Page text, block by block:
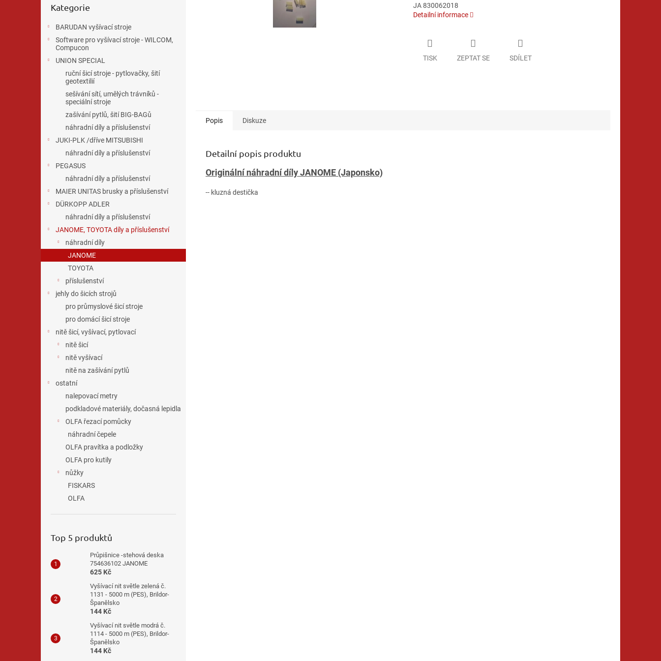
kategorie
Kategorie
BARUDAN vyšívací stroje
Software pro vyšívací stroje - WILCOM,
Compucon
UNION SPECIAL
ruční šicí stroje - pytlovačky, šití
geotextilií
sešívání sítí, umělých trávníků -
speciální stroje
zašívání pytlů, šití BIG-BAGů
náhradní díly a příslušenství
JUKI-PLK /dříve MITSUBISHI
náhradní díly a příslušenství
PEGASUS
náhradní díly a příslušenství
MAIER UNITAS brusky a příslušenství
DÜRKOPP ADLER
náhradní díly a příslušenství
JANOME, TOYOTA díly a příslušenství
náhradní díly
JANOME
TOYOTA
příslušenství
jehly do šicích strojů
pro průmyslové šicí stroje
pro domácí šicí stroje
nitě šicí, vyšívací, pytlovací
nitě šicí
nitě vyšívací
nitě na zašívání pytlů
ostatní
nalepovací metry
podkladové materiály, dočasná lepidla
OLFA řezací pomůcky
náhradní čepele
OLFA pravítka a podložky
OLFA pro kutily
nůžky
FISKARS
OLFA
Top 5 produktů
Průpišnice -stehová deska
754636102 JANOME
625 Kč
Vyšívací nit světle zelená č.
1131 - 5000 m (PES), Brildor-
Španělsko
144 Kč
Vyšívací nit světle modrá č.
1114 - 5000 m (PES), Brildor-
Španělsko
144 Kč
JA 830062018
Detailní informace
TISK ZEPTAT SE SDÍLET
Popis Diskuze
Detailní popis produktu
Originální náhradní díly JANOME (Japonsko)
-- kluzná destička